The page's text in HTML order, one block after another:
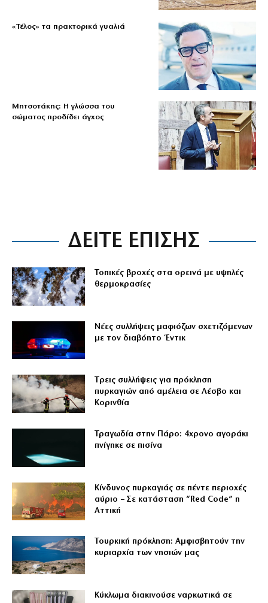
«Τέλος» τα πρακτορικά γυαλιά
Μητσοτάκης: Η γλώσσα του
σώματος προδίδει άγχος
ΔΕΙΤΕ ΕΠΙΣΗΣ
Τοπικές βροχές στα ορεινά με υψηλές
θερμοκρασίες
Νέες συλλήψεις μαφιόζων σχετιζόμενων
με τον διαβόητο Έντικ
Tρεις συλλήψεις για πρόκληση
πυρκαγιών από αμέλεια σε Λέσβο και
Κορινθία
Τραγωδία στην Πάρο: 4χρονο αγοράκι
πνίγηκε σε πισίνα
Κίνδυνος πυρκαγιάς σε πέντε περιοχές
αύριο – Σε κατάσταση “Red Code” η
Αττική
Τουρκική πρόκληση: Αμφισβητούν την
κυριαρχία των νησιών μας
Κύκλωμα διακινούσε ναρκωτικά σε